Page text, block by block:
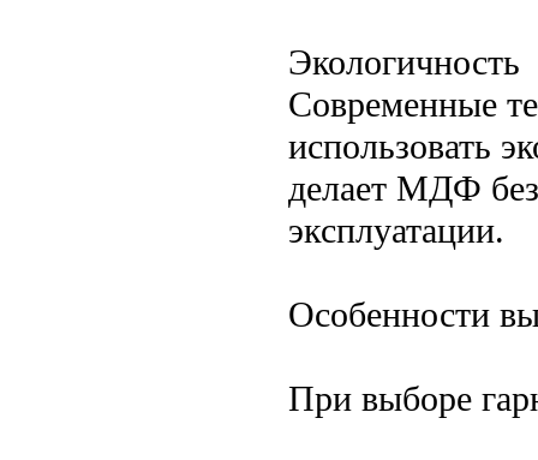
Экологичность
Современные
использовать
делает МДФ
эксплуатации.
Особенности
При выборе